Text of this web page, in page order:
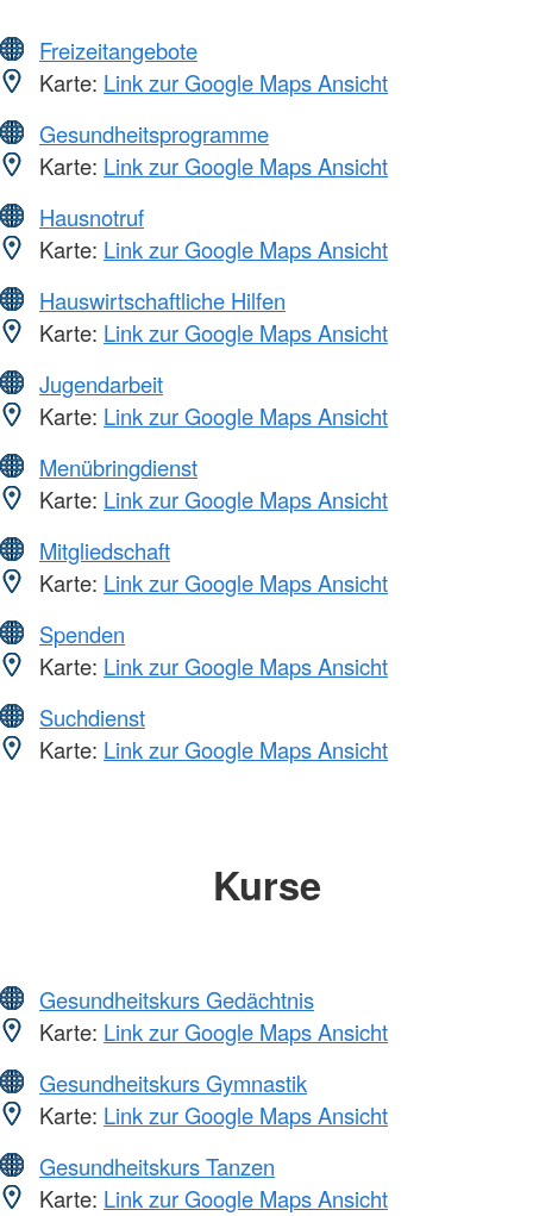
Freizeitangebote
Karte: Link zur Google Maps Ansicht
Gesundheitsprogramme
Karte: Link zur Google Maps Ansicht
Hausnotruf
Karte: Link zur Google Maps Ansicht
Hauswirtschaftliche Hilfen
Karte: Link zur Google Maps Ansicht
Jugendarbeit
Karte: Link zur Google Maps Ansicht
Menübringdienst
Karte: Link zur Google Maps Ansicht
Mitgliedschaft
Karte: Link zur Google Maps Ansicht
Spenden
Karte: Link zur Google Maps Ansicht
Suchdienst
Karte: Link zur Google Maps Ansicht
Kurse
Gesundheitskurs Gedächtnis
Karte: Link zur Google Maps Ansicht
Gesundheitskurs Gymnastik
Karte: Link zur Google Maps Ansicht
Gesundheitskurs Tanzen
Karte: Link zur Google Maps Ansicht